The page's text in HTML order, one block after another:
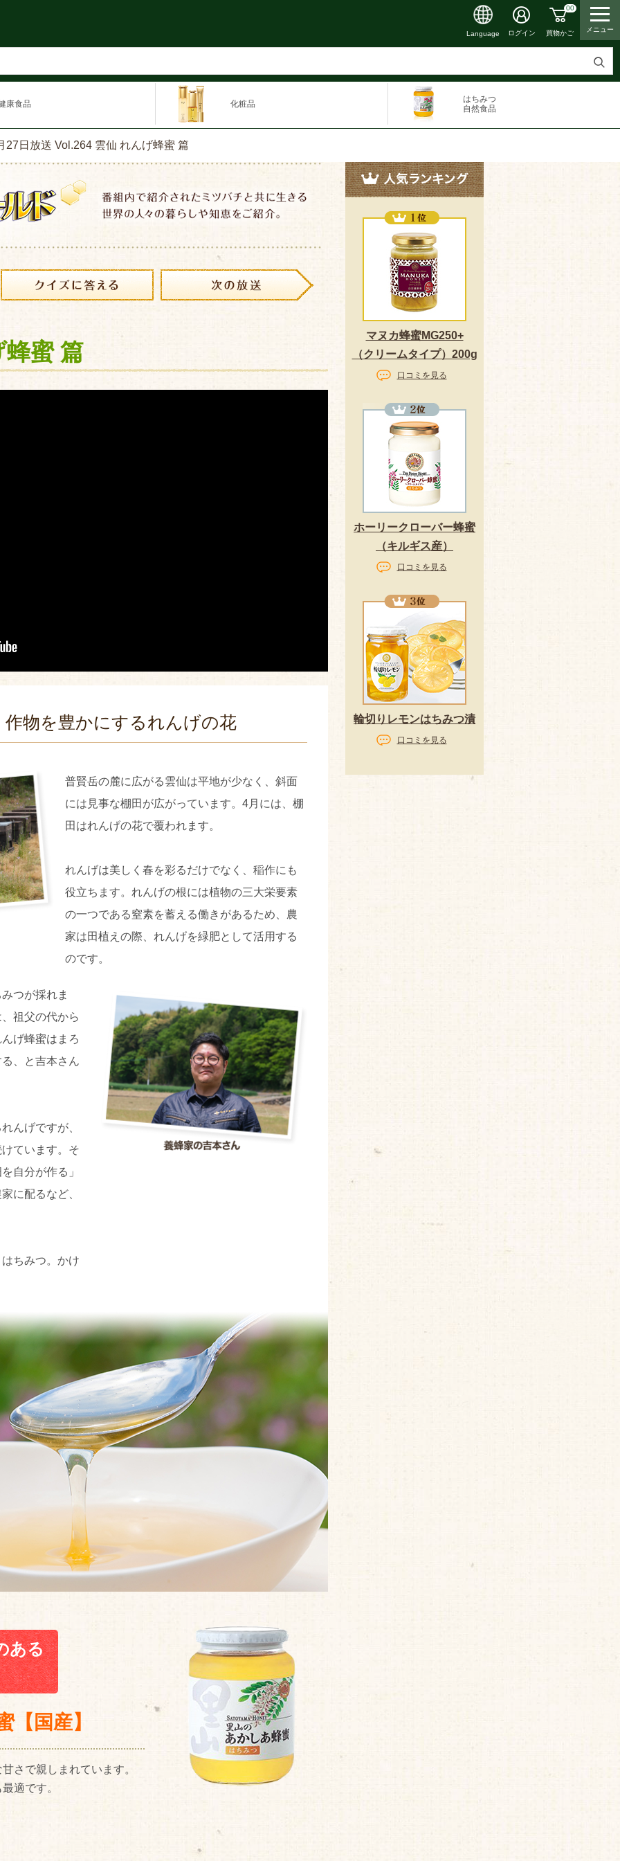
検
Language ログイン
00
買物かご メニュー
康食品 化粧品
はちみつ
自然食品
27日放送 Vol.264 雲仙 れんげ蜂蜜 篇
蜜 篇
作物を豊かにするれんげの花
普賢岳の麓に広がる雲仙は平地が少なく、斜面
には見事な棚田が広がっています。4月には、棚
田はれんげの花で覆われます。
れんげは美しく春を彩るだけでなく、稲作にも
役立ちます。れんげの根には植物の三大栄要素
の一つである窒素を蓄える働きがあるため、農
家は田植えの際、れんげを緑肥として活用する
のです。
つが採れま
祖父の代から
げ蜂蜜はまろ
、と吉本さん
んげですが、
ています。そ
自分が作る」
に配るなど、
ちみつ。かけ
ある
【国産】
さで親しまれています。
適です。
マヌカ蜂蜜MG250+
（クリームタイプ）200g
口コミを見る
ホーリークローバー蜂蜜
（キルギス産）
口コミを見る
輪切りレモンはちみつ漬
口コミを見る